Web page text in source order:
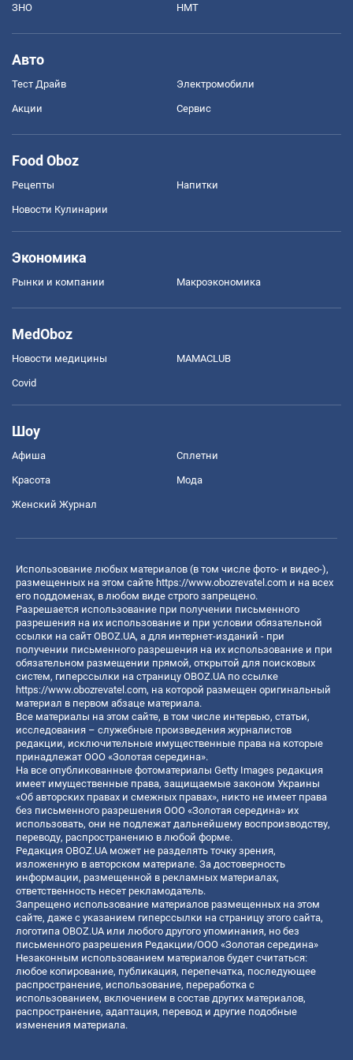
ЗНО НМТ
Авто
Тест Драйв Электромобили
Акции Сервис
Food Oboz
Рецепты Напитки
Новости Кулинарии
Экономика
Рынки и компании Mакроэкономика
MedOboz
Новости медицины MAMACLUB
Covid
Шоу
Афиша Сплетни
Красота Мода
Женский Журнал
Использование любых материалов (в том числе фото- и видео-),
размещенных на этом сайте https://www.obozrevatel.com и на всех
его поддоменах, в любом виде строго запрещено.
Разрешается использование при получении письменного
разрешения на их использование и при условии обязательной
ссылки на сайт OBOZ.UA, а для интернет-изданий - при
получении письменного разрешения на их использование и при
обязательном размещении прямой, открытой для поисковых
систем, гиперссылки на страницу OBOZ.UA по ссылке
https://www.obozrevatel.com, на которой размещен оригинальный
материал в первом абзаце материала.
Все материалы на этом сайте, в том числе интервью, статьи,
исследования – служебные произведения журналистов
редакции, исключительные имущественные права на которые
принадлежат ООО «Золотая середина».
На все опубликованные фотоматериалы Getty Images редакция
имеет имущественные права, защищаемые законом Украины
«Об авторских правах и смежных правах», никто не имеет права
без письменного разрешения ООО «Золотая середина» их
использовать, они не подлежат дальнейшему воспроизводству,
переводу, распространению в любой форме.
Редакция OBOZ.UA может не разделять точку зрения,
изложенную в авторском материале. За достоверность
информации, размещенной в рекламных материалах,
ответственность несет рекламодатель.
Запрещено использование материалов размещенных на этом
сайте, даже с указанием гиперссылки на страницу этого сайта,
логотипа OBOZ.UA или любого другого упоминания, но без
письменного разрешения Редакции/ООО «Золотая середина»
Незаконным использованием материалов будет считаться:
любое копирование, публикация, перепечатка, последующее
распространение, использование, переработка с
использованием, включением в состав других материалов,
распространение, адаптация, перевод и другие подобные
изменения материала.